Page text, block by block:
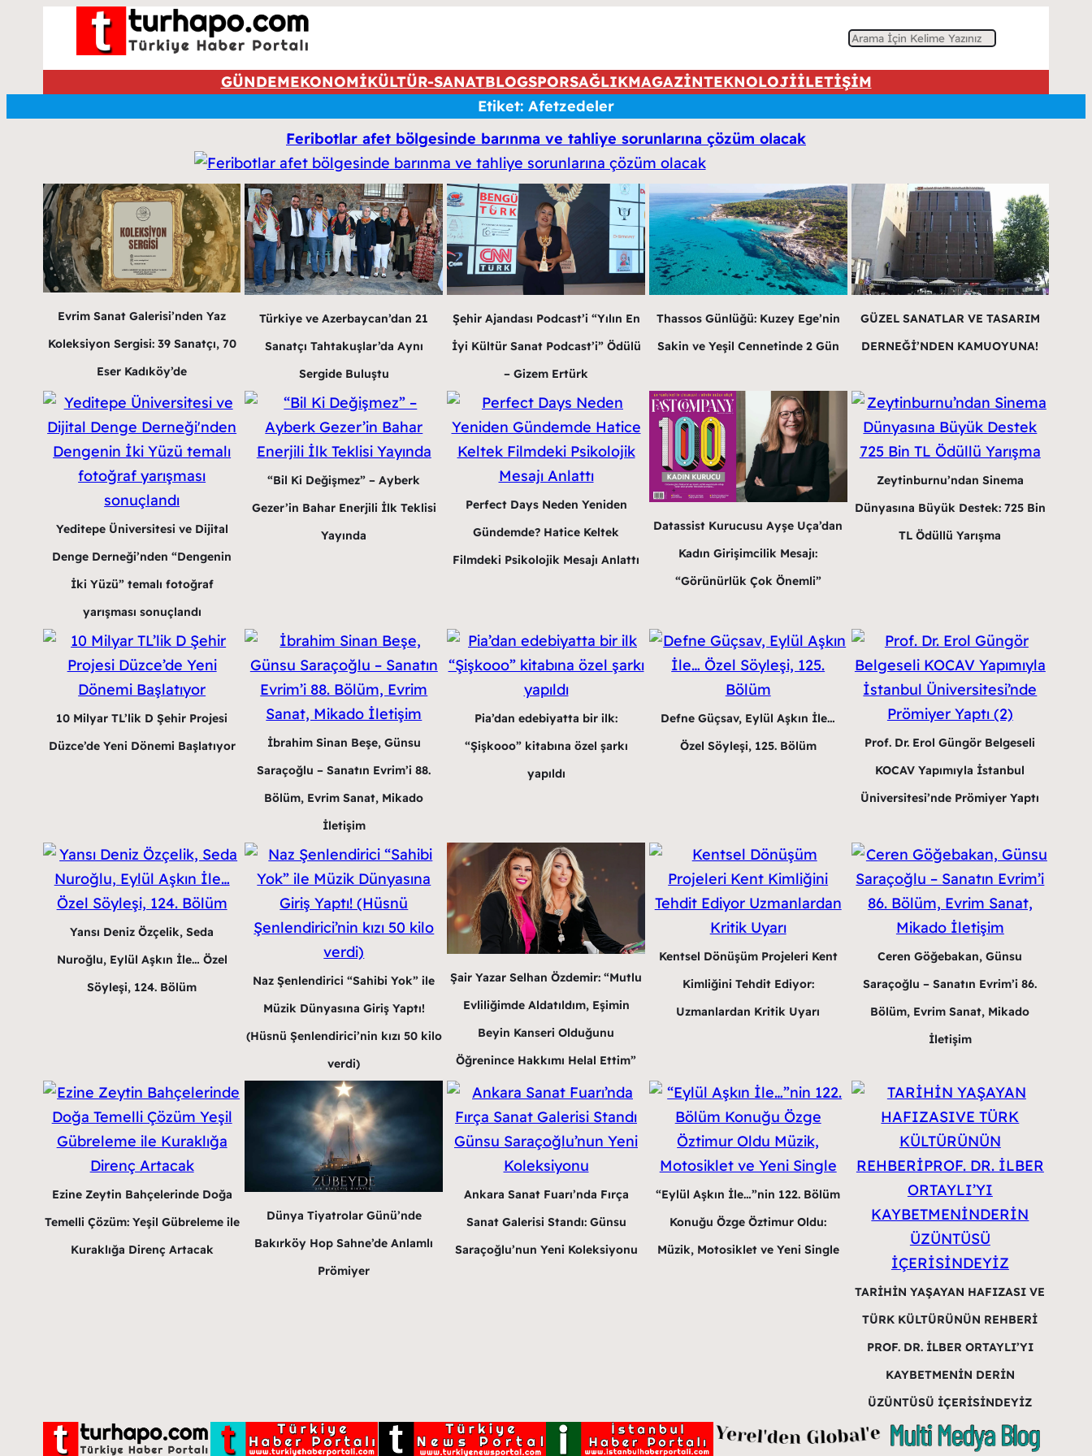
A
a
GÜNDEMEKONOMİKÜLTÜR-SANATBLOGSPORSAĞLIKMAGAZİNTEKNOLOJİİLETİŞİM
Etiket: Afetzedeler
Feribotlar afet bölgesinde barınma ve tahliye sorunlarına çözüm olacak
Evrim Sanat Galerisi’nden Yaz
Koleksiyon Sergisi: 39 Sanatçı, 70
Eser Kadıköy’de
Türkiye ve Azerbaycan’dan 21
Sanatçı Tahtakuşlar’da Aynı
Sergide Buluştu
Şehir Ajandası Podcast’i “Yılın En
İyi Kültür Sanat Podcast’i” Ödülü
– Gizem Ertürk
Thassos Günlüğü: Kuzey Ege’nin
Sakin ve Yeşil Cennetinde 2 Gün
GÜZEL SANATLAR VE TASARIM
DERNEĞİ’NDEN KAMUOYUNA!
Yeditepe Üniversitesi ve Dijital
Denge Derneği’nden “Dengenin
İki Yüzü” temalı fotoğraf
yarışması sonuçlandı
“Bil Ki Değişmez” – Ayberk
Gezer’in Bahar Enerjili İlk Teklisi
Yayında
Perfect Days Neden Yeniden
Gündemde? Hatice Keltek
Filmdeki Psikolojik Mesajı Anlattı
Datassist Kurucusu Ayşe Uça’dan
Kadın Girişimcilik Mesajı:
“Görünürlük Çok Önemli”
Zeytinburnu’ndan Sinema
Dünyasına Büyük Destek: 725 Bin
TL Ödüllü Yarışma
10 Milyar TL’lik D Şehir Projesi
Düzce’de Yeni Dönemi Başlatıyor
İbrahim Sinan Beşe, Günsu
Saraçoğlu – Sanatın Evrim’i 88.
Bölüm, Evrim Sanat, Mikado
İletişim
Pia’dan edebiyatta bir ilk:
“Şişkooo” kitabına özel şarkı
yapıldı
Defne Güçsav, Eylül Aşkın İle…
Özel Söyleşi, 125. Bölüm
Prof. Dr. Erol Güngör Belgeseli
KOCAV Yapımıyla İstanbul
Üniversitesi’nde Prömiyer Yaptı
Yansı Deniz Özçelik, Seda
Nuroğlu, Eylül Aşkın İle… Özel
Söyleşi, 124. Bölüm
Naz Şenlendirici “Sahibi Yok” ile
Müzik Dünyasına Giriş Yaptı!
(Hüsnü Şenlendirici’nin kızı 50 kilo
verdi)
Şair Yazar Selhan Özdemir: “Mutlu
Evliliğimde Aldatıldım, Eşimin
Beyin Kanseri Olduğunu
Öğrenince Hakkımı Helal Ettim”
Kentsel Dönüşüm Projeleri Kent
Kimliğini Tehdit Ediyor:
Uzmanlardan Kritik Uyarı
Ceren Göğebakan, Günsu
Saraçoğlu – Sanatın Evrim’i 86.
Bölüm, Evrim Sanat, Mikado
İletişim
Ezine Zeytin Bahçelerinde Doğa
Temelli Çözüm: Yeşil Gübreleme ile
Kuraklığa Direnç Artacak
Dünya Tiyatrolar Günü’nde
Bakırköy Hop Sahne’de Anlamlı
Prömiyer
Ankara Sanat Fuarı’nda Fırça
Sanat Galerisi Standı: Günsu
Saraçoğlu’nun Yeni Koleksiyonu
“Eylül Aşkın İle…”nin 122. Bölüm
Konuğu Özge Öztimur Oldu:
Müzik, Motosiklet ve Yeni Single
TARİHİN YAŞAYAN HAFIZASI VE
TÜRK KÜLTÜRÜNÜN REHBERİ
PROF. DR. İLBER ORTAYLI’YI
KAYBETMENİN DERİN
ÜZÜNTÜSÜ İÇERİSİNDEYİZ